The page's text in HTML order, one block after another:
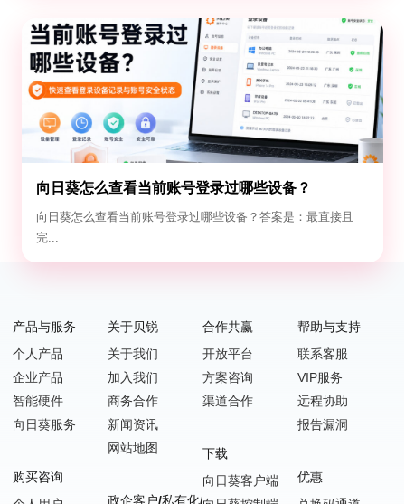
向日葵怎么查看当前账号登录过哪些设备？
向日葵怎么查看当前账号登录过哪些设备？答案是：最直接且
完...
产品与服务
个人产品
企业产品
智能硬件
向日葵服务
购买咨询
关于贝锐
关于我们
加入我们
商务合作
新闻资讯
网站地图
政企客户/私有化/SDK嵌入
合作共赢
开放平台
方案咨询
渠道合作
下载
向日葵客户端
帮助与支持
联系客服
VIP服务
远程协助
报告漏洞
优惠